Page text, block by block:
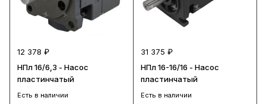
12 378 ₽
НПл 16/6,3 - Насос
пластинчатый
Есть в наличии
31 375 ₽
НПл 16-16/16 - Насос
пластинчатый
Есть в наличии